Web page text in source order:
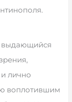
выдающийся
лично
воплотившим